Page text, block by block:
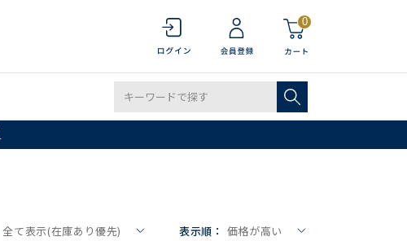
0
全て表示(在庫あり優先) 表示順： 価格が高い